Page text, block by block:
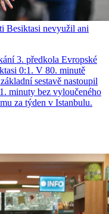
Besiktasi nevyužil ani
3. předkola Evropské
0:1. V 80. minutě
sestavě nastoupil
minuty bez vyloučeného
za týden v Istanbulu.